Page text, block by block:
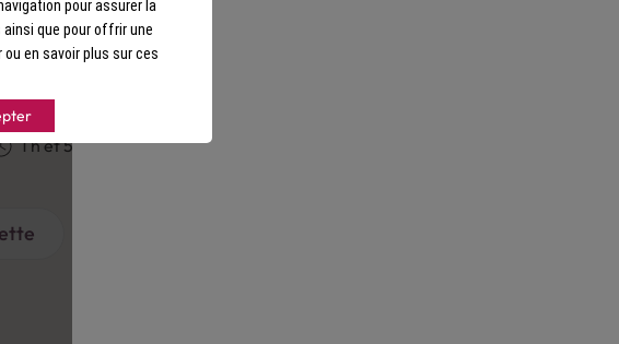
1 h et 5 min. Abordable
pour assurer la
que pour offrir une
en savoir plus sur ces